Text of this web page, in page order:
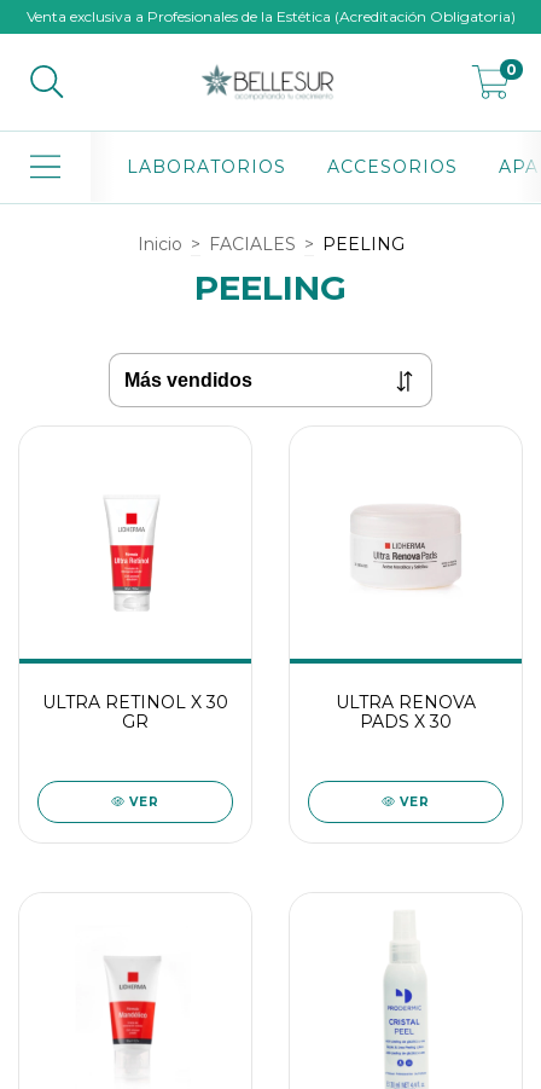
Venta exclusiva a Profesionales de la Estética (Acreditación Obligatoria)
0
LABORATORIOS ACCESORIOS
Inicio > FACIALES > PEELING
PEELING
ULTRA RETINOL X 30
GR
VER
ULTRA RENOVA
PADS X 30
VER